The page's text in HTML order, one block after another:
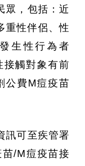
眾，包括：近
重性伴侶、性
生性行為者
接觸對象有前
公費M痘疫苗
訊可至疾管署
/M痘疫苗接